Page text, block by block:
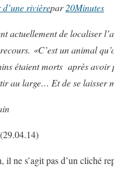
rivièrepar20Minutes
actuellement de localiser
«C’est un animal
étaient morts après avoir
au large… Et de se laisser
(29.04.14)
il ne s’agit pas d’un cliché